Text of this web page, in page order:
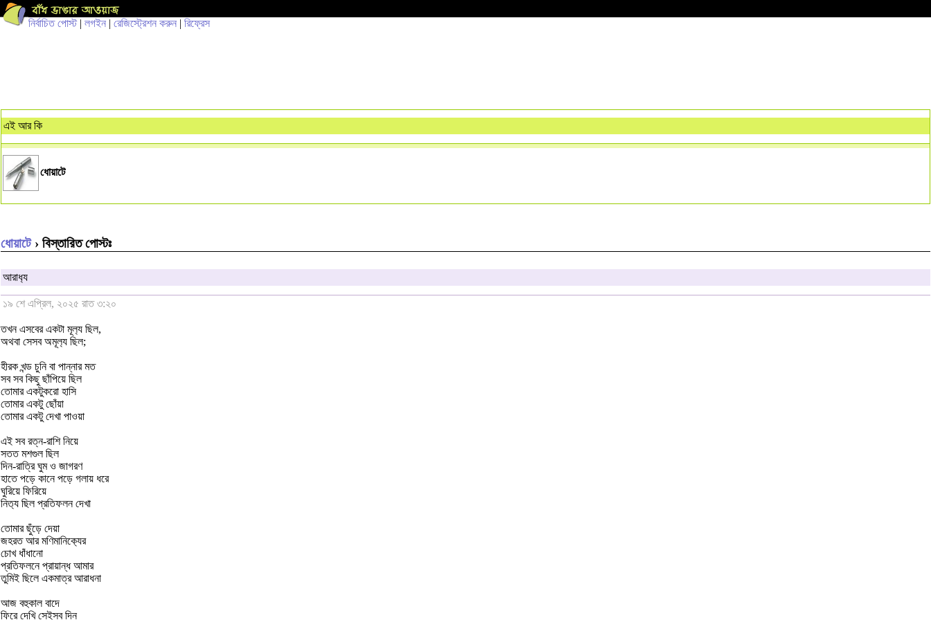
নির্বাচিত পোস্ট| লগইন | রেজিস্ট্রেশন করুন | রিফ্রেস
এই আর কি
ধোয়াটে
ধোয়াটে› বিস্তারিত পোস্টঃ
আরাধ‍্য
১৯ শে এপ্রিল, ২০২৫ রাত ৩:২০
তখন এসবের একটা মূল‍্য ছিল,
অথবা সেসব অমূল‍্য ছিল;
হীরক খন্ড চুনি বা পান্নার মত
সব সব কিছু ছাঁপিয়ে ছিল
তোমার একটুকরো হাসি
তোমার একটু ছোঁয়া
তোমার একটু দেখা পাওয়া
এই সব রত্ন-রাশি নিয়ে
সতত মশগুল ছিল
দিন-রাত্রি ঘুম ও জাগরণ
হাতে পড়ে কানে পড়ে গলায় ধরে
ঘুরিয়ে ফিরিয়ে
নিত‍্য ছিল প্রতিফলন দেখা
তোমার ছুঁড়ে দেয়া
জহরত আর মণিমানিক‍্য‍ের
চোখ ধাঁধানো
প্রতিফলনে প্রায়ান্ধ আমার
তুমিই ছিলে একমাত্র আরাধনা
আজ বহুকাল বাদে
ফিরে দেখি সেইসব দিন